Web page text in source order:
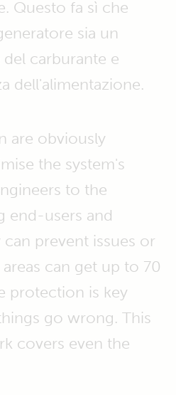
Questo fa sì che
sia un
carburante e
dell'alimentazione.
are obviously
the system's
to the
end-users and
prevent issues or
can get up to 70
protection is key
go wrong. This
covers even the